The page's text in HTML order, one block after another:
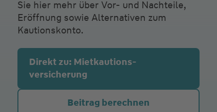
Sie hier mehr über Vor- und Nachteile,
Eröffnung sowie Alternativen zum
Kautionskonto.
Direkt zu: Mietkautions­
versicherung
Beitrag berechnen